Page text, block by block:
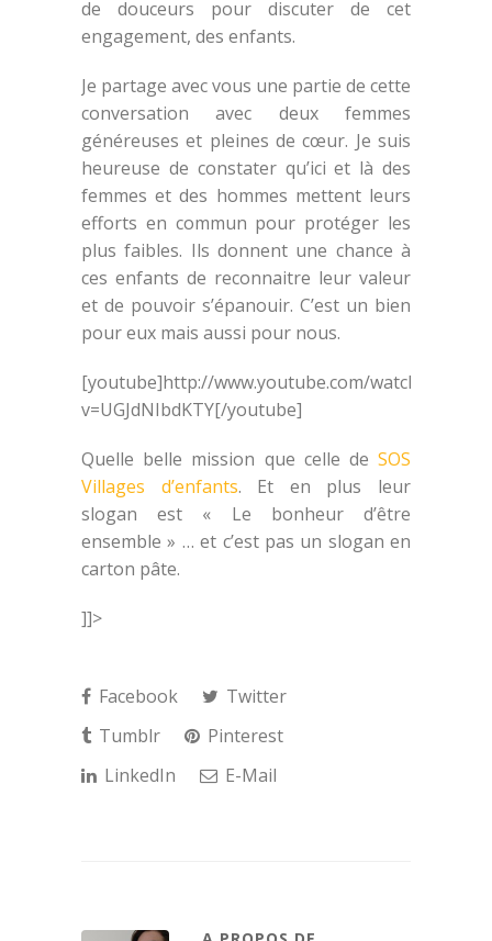
de douceurs pour discuter de cet
engagement, des enfants.
Je partage avec vous une partie de cette
conversation avec deux femmes
généreuses et pleines de cœur. Je suis
heureuse de constater qu’ici et là des
femmes et des hommes mettent leurs
efforts en commun pour protéger les
plus faibles. Ils donnent une chance à
ces enfants de reconnaitre leur valeur
et de pouvoir s’épanouir. C’est un bien
pour eux mais aussi pour nous.
[youtube]http://www.youtube.com/watch?
v=UGJdNIbdKTY[/youtube]
Quelle belle mission que celle de SOS
Villages d’enfants. Et en plus leur
slogan est « Le bonheur d’être
ensemble » … et c’est pas un slogan en
carton pâte.
]]>
Facebook
Twitter
Tumblr
Pinterest
LinkedIn
E-Mail